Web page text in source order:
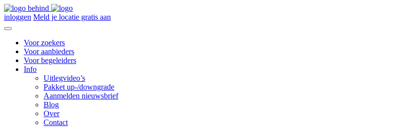
inloggen Meld je locatie gratis aan
Voor zoekers
Voor aanbieders
Voor begeleiders
Info
Uitlegvideo’s
Pakket up-/downgrade
Aanmelden nieuwsbrief
Blog
Over
Contact